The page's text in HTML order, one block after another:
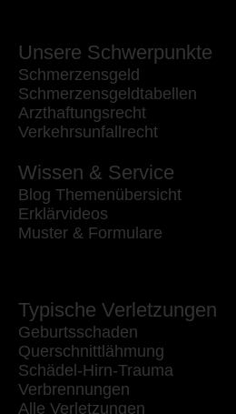
Unsere Schwerpunkte
Schmerzensgeld
Schmerzensgeldtabellen
Arzthaftungsrecht
Verkehrsunfallrecht
Wissen & Service
Blog Themenübersicht
Erklärvideos
Muster & Formulare
Typische Verletzungen
Geburtsschaden
Querschnittlähmung
Schädel-Hirn-Trauma
Verbrennungen
Alle Verletzungen